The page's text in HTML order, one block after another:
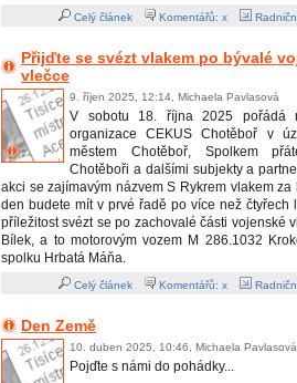
Celý článek Komentářů: x
Přijďte se svézt vlakem po bývalé
vlečce
9. říjen 2025, 12:14, Michaela Pavlasová
V sobotu 18. října 2025 pořádá
organizace CEKUS Chotěboř v
městem Chotěboř, Spolkem
Chotěboři a dalšími subjekty a
akci se zajímavým názvem S Rykrem vlakem za
den budete mít v prvé řadě po více než čtyřech
příležitost svézt se po zachovalé části vojenské
Bílek, a to motorovým vozem M 286.1032
spolku Hrbatá Máňa.
Celý článek Komentářů: x
Den Země
10. duben 2025, 10:46, Michaela Pavlasová
Pojďte s námi do pohádky...